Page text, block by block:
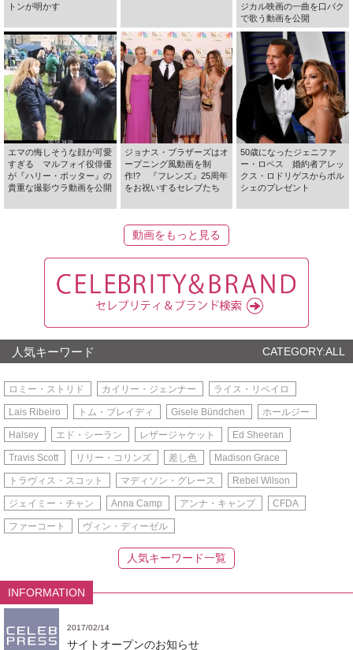
トンが明かす
ジカル映画の一曲を口パク
で歌う動画を公開
エマの悔しそうな顔が可愛
すぎる マルフォイ役俳優
が『ハリー・ポッター』の
貴重な撮影ウラ動画を公開
ジョナス・ブラザーズはオ
ープニング風動画を制
作!? 『フレンズ』25周年
をお祝いするセレブたち
50歳になったジェニファ
ー・ロペス 婚約者アレッ
クス・ロドリゲスからポル
シェのプレゼント
動画をもっと見る
人気キーワード CATEGORY:ALL
ロミー・ストリド カイリー・ジェンナー ライス・リベイロ
Lais Ribeiro トム・ブレイディ Gisele Bündchen ホールジー
Halsey エド・シーラン レザージャケット Ed Sheeran
Travis Scott リリー・コリンズ 差し色 Madison Grace
トラヴィス・スコット マディソン・グレース Rebel Wilson
ジェイミー・チャン Anna Camp アンナ・キャンプ CFDA
ファーコート ヴィン・ディーゼル
人気キーワード一覧
INFORMATION
2017/02/14
サイトオープンのお知らせ